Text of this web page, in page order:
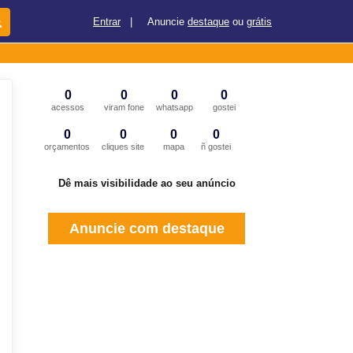
Entrar Anuncie destaque ou grátis
0
acessos
0
viram fone
0
whatsapp
0
gostei
0
orçamentos
0
cliques site
0
mapa
0
ñ gostei
Dê mais visibilidade ao seu anúncio
Anuncie com destaque